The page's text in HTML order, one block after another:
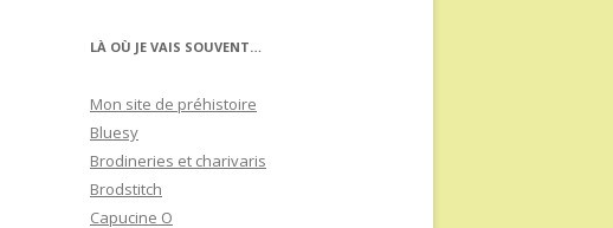
LÀ OÙ JE VAIS SOUVENT…
Mon site de préhistoire
Bluesy
Brodineries et charivaris
Brodstitch
Capucine O